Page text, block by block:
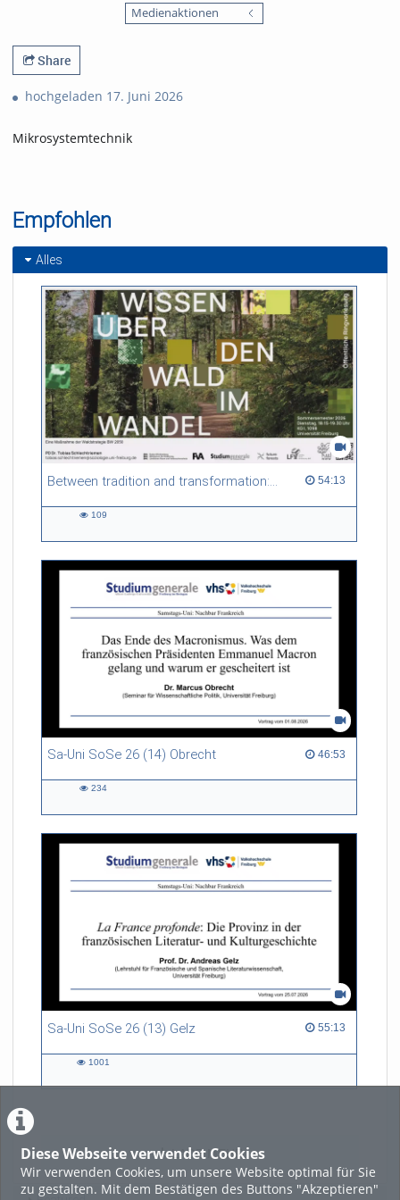
Diese Webseite verwendet Cookies
Wir verwenden Cookies, um unsere Website optimal für Sie
zu gestalten. Mit dem Bestätigen des Buttons "Akzeptieren"
Medienaktionen
Share
hochgeladen 17. Juni 2026
Mikrosystemtechnik
Empfohlen
Alles
Between tradition and transformation: how owners, advisers and institutions co-create knowledge for resilient forests in Europe 54:13
54:13 duration
109
Sa-Uni SoSe 26 (14) Obrecht 46:53
46:53 duration
234
Sa-Uni SoSe 26 (13) Gelz 55:13
55:13 duration
1001
LADE MEHR